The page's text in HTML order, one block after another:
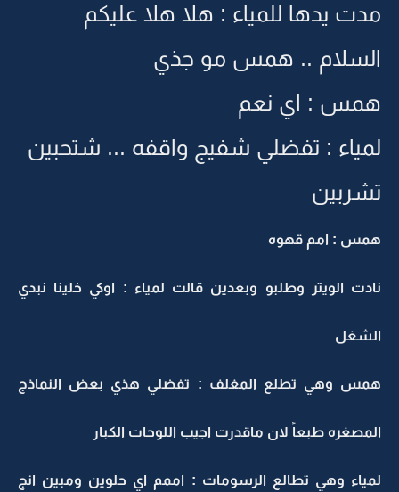
مدت يدها للمياء : هلا هلا عليكم
السلام .. همس مو جذي
همس : اي نعم
لمياء : تفضلي شفيج واقفه ... شتحبين
تشربين
همس : امم قهوه
نادت الويتر وطلبو وبعدين قالت لمياء : اوكي خلينا نبدي
الشغل
همس وهي تطلع المغلف : تفضلي هذي بعض النماذج
المصغره طبعاً لان ماقدرت اجيب اللوحات الكبار
لمياء وهي تطالع الرسومات : اممم اي حلوين ومبين انج